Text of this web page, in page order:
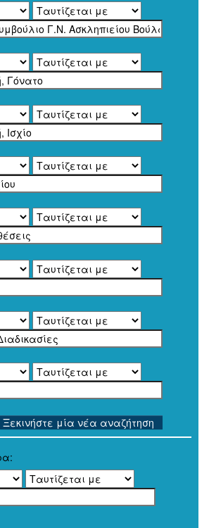
Ξεκινήστε μία νέα αναζήτηση